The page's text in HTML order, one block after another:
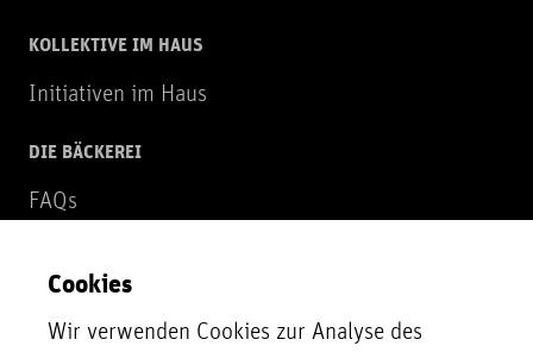
KOLLEKTIVE IM HAUS
Initiativen im Haus
DIE BÄCKEREI
FAQs
NEWSLETTER
Zur Newsletter Anmeldung
Cookies
Wir verwenden Cookies zur Analyse des